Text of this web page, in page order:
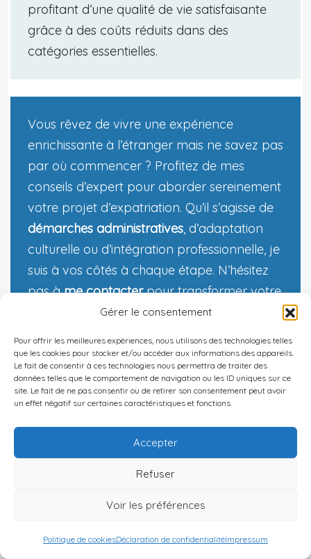
Gérer le consentement
Pour offrir les meilleures expériences, nous utilisons des technologies telles
que les cookies pour stocker et/ou accéder aux informations des appareils.
Le fait de consentir à ces technologies nous permettra de traiter des
données telles que le comportement de navigation ou les ID uniques sur ce
site. Le fait de ne pas consentir ou de retirer son consentement peut avoir
un effet négatif sur certaines caractéristiques et fonctions.
Accepter
Refuser
Voir les préférences
Politique de cookiesDéclaration de confidentialitéImpressum
profitant d’une qualité de vie satisfaisante
grâce à des coûts réduits dans des
catégories essentielles.
Vous rêvez de vivre une expérience
enrichissante à l’étranger mais ne savez pas
par où commencer ? Profitez de mes
conseils d’expert pour aborder sereinement
votre projet d’expatriation. Qu’il s’agisse de
démarches administratives, d’adaptation
culturelle ou d’intégration professionnelle, je
suis à vos côtés à chaque étape. N’hésitez
pas àme contacterpour transformer votre
rêve d’expatriation en réalité. Ensemble,
confiance.
fournies sur ce site web sont présentées à titre
informatif uniquement et ne constituent en
aucun cas des conseils financiers, juridiques ou
professionnels. Nous vous encourageons à
prendre des décisions d'investissement,